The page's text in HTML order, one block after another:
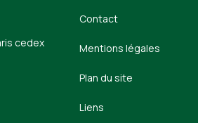
cedex
Contact
Mentions légales
Plan du site
Liens